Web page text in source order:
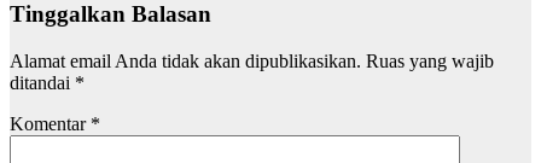
Tinggalkan Balasan
Alamat email Anda tidak akan dipublikasikan. Ruas yang wajib
ditandai *
Komentar *